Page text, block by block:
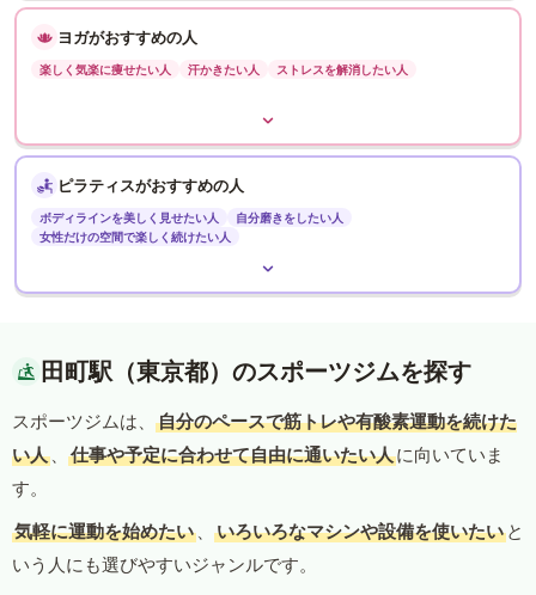
ヨガがおすすめの人
楽しく気楽に痩せたい人 汗かきたい人 ストレスを解消したい人
ピラティスがおすすめの人
ボディラインを美しく見せたい人
自分磨きをしたい人
女性だけの空間で楽しく続けたい人
田町駅（東京都）のスポーツジムを探す
スポーツジムは、
自分のペースで筋トレや有酸素運動を続けた
い人 、 仕事や予定に合わせて自由に通いたい人に向いていま
す。
気軽に運動を始めたい 、 いろいろなマシンや設備を使いたい と
いう人にも選びやすいジャンルです。